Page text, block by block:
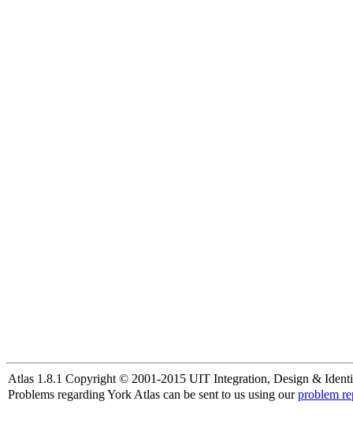
Atlas 1.8.1 Copyright © 2001-2015 UIT Integration, Design &
Problems regarding York Atlas can be sent to us using ourproblem